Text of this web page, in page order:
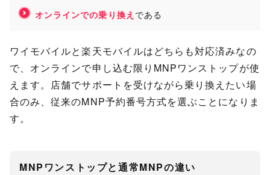
オンラインでの乗り換え である
ワイモバイルと楽天モバイルはどちらも対応済みなの
で、オンラインで申し込む限りMNPワンストップが使
えます。店舗でサポートを受けながら乗り換えたい場
合のみ、従来のMNP予約番号方式を選ぶことになりま
す。
MNPワンストップと通常MNPの違い